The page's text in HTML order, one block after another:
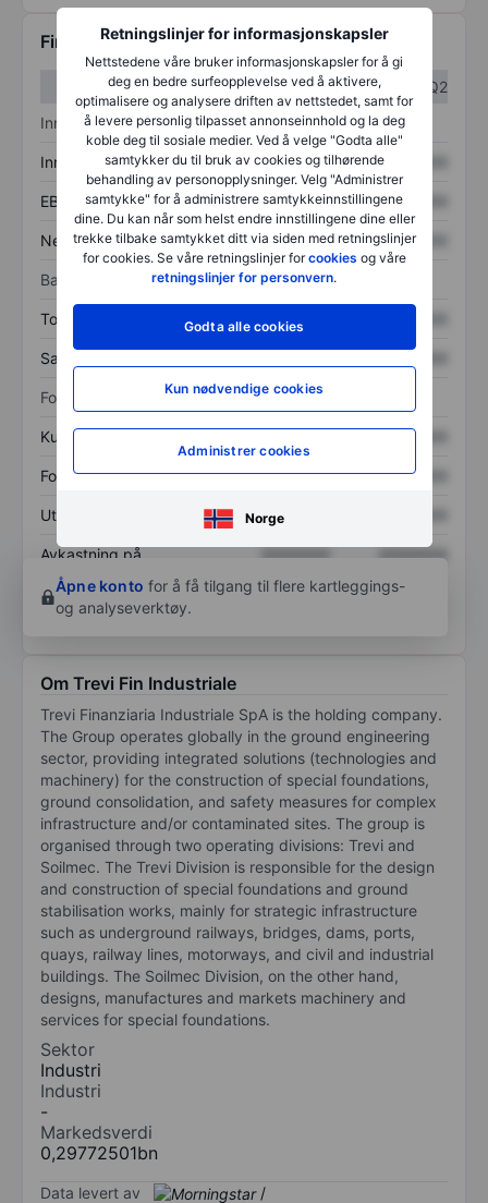
Retningslinjer for informasjonskapsler
Nettstedene våre bruker informasjonskapsler for å gi
deg en bedre surfeopplevelse ved å aktivere,
optimalisere og analysere driften av nettstedet, samt for
å levere personlig tilpasset annonseinnhold og la deg
koble deg til sosiale medier. Ved å velge "Godta alle"
samtykker du til bruk av cookies og tilhørende
behandling av personopplysninger. Velg "Administrer
samtykke" for å administrere samtykkeinnstillingene
dine. Du kan når som helst endre innstillingene dine eller
trekke tilbake samtykket ditt via siden med retningslinjer
for cookies. Se våre retningslinjer forcookies og våre
retningslinjer for personvern.
Godta alle cookies
Kun nødvendige cookies
Administrer cookies
Norge
Finansiell informasjon
Q1
Q2
Inntektsoversikt
Inntekter XXXXXXX XXXXXXX
EBITDA XXXXXXX XXXXXXX
Nettoinntekt XXXXXXX XXXXXXX
Balanse
Totale eiendeler XXXXXXX
Samlet gjeld
Forholdstall
Kurs/salg XXXXXXX
Fortjeneste per aksje XXXXXXX XXXXXXX
Utbytte per aksje XXXXXXX
Avkastning på
egenkapital
XXXXXXX
XXXXXXX
Åpne konto for å få tilgang til flere kartleggings-
og analyseverktøy.
Om Trevi Fin Industriale
Trevi Finanziaria Industriale SpA is the holding company.
The Group operates globally in the ground engineering
sector, providing integrated solutions (technologies and
machinery) for the construction of special foundations,
ground consolidation, and safety measures for complex
infrastructure and/or contaminated sites. The group is
organised through two operating divisions: Trevi and
Soilmec. The Trevi Division is responsible for the design
and construction of special foundations and ground
stabilisation works, mainly for strategic infrastructure
such as underground railways, bridges, dams, ports,
quays, railway lines, motorways, and civil and industrial
buildings. The Soilmec Division, on the other hand,
designs, manufactures and markets machinery and
services for special foundations.
Sektor
Industri
Industri
-
Markedsverdi
0,29772501bn
Data levert av /